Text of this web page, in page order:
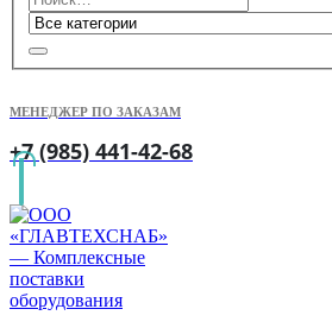
МЕНЕДЖЕР ПО ЗАКАЗАМ
+7 (985) 441-42-68